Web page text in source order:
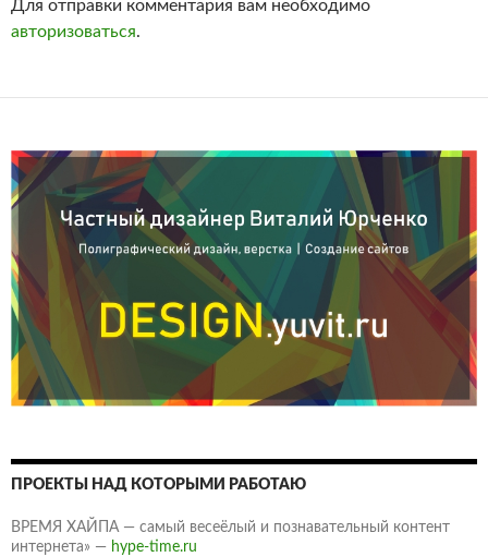
Для отправки комментария вам необходимо
авторизоваться.
ПРОЕКТЫ НАД КОТОРЫМИ РАБОТАЮ
ВРЕМЯ ХАЙПА — самый весеёлый и познавательный контент
интернета» — hype-time.ru